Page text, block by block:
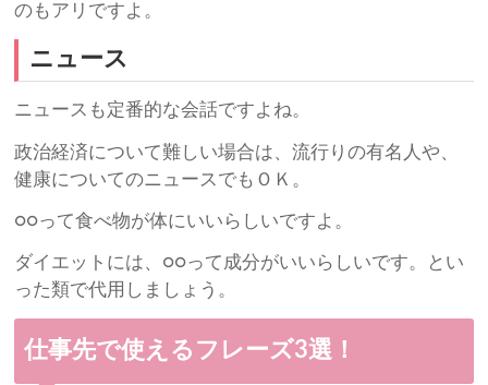
のもアリですよ。
ニュース
ニュースも定番的な会話ですよね。
政治経済について難しい場合は、流行りの有名人や、
健康についてのニュースでもＯＫ。
○○って食べ物が体にいいらしいですよ。
ダイエットには、○○って成分がいいらしいです。とい
った類で代用しましょう。
仕事先で使えるフレーズ3選！